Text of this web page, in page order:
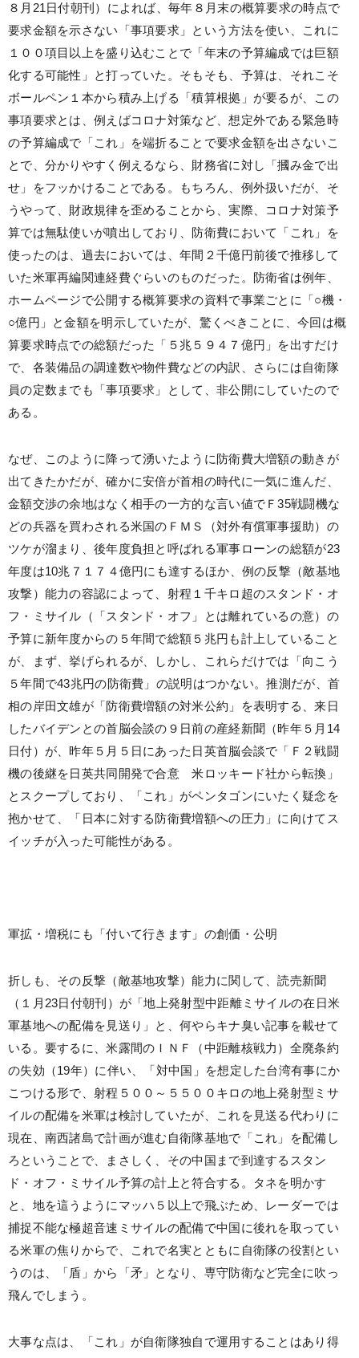
８月21日付朝刊）によれば、毎年８月末の概算要求の時点で
要求金額を示さない「事項要求」という方法を使い、これに
１００項目以上を盛り込むことで「年末の予算編成では巨額
化する可能性」と打っていた。そもそも、予算は、それこそ
ボールペン１本から積み上げる「積算根拠」が要るが、この
事項要求とは、例えばコロナ対策など、想定外である緊急時
の予算編成で「これ」を端折ることで要求金額を出さないこ
とで、分かりやすく例えるなら、財務省に対し「摑み金で出
せ」をフッかけることである。もちろん、例外扱いだが、そ
うやって、財政規律を歪めることから、実際、コロナ対策予
算では無駄使いが噴出しており、防衛費において「これ」を
使ったのは、過去においては、年間２千億円前後で推移して
いた米軍再編関連経費ぐらいのものだった。防衛省は例年、
ホームページで公開する概算要求の資料で事業ごとに「○機・
○億円」と金額を明示していたが、驚くべきことに、今回は概
算要求時点での総額だった「５兆５９４７億円」を出すだけ
で、各装備品の調達数や物件費などの内訳、さらには自衛隊
員の定数までも「事項要求」として、非公開にしていたので
ある。
なぜ、このように降って湧いたように防衛費大増額の動きが
出てきたかだが、確かに安倍が首相の時代に一気に進んだ、
金額交渉の余地はなく相手の一方的な言い値でＦ35戦闘機な
どの兵器を買わされる米国のＦＭＳ（対外有償軍事援助）の
ツケが溜まり、後年度負担と呼ばれる軍事ローンの総額が23
年度は10兆７１７４億円にも達するほか、例の反撃（敵基地
攻撃）能力の容認によって、射程１千キロ超のスタンド・オ
フ・ミサイル（「スタンド・オフ」とは離れているの意）の
予算に新年度からの５年間で総額５兆円も計上していること
が、まず、挙げられるが、しかし、これらだけでは「向こう
５年間で43兆円の防衛費」の説明はつかない。推測だが、首
相の岸田文雄が「防衛費増額の対米公約」を表明する、来日
したバイデンとの首脳会談の９日前の産経新聞（昨年５月14
日付）が、昨年５月５日にあった日英首脳会談で「Ｆ２戦闘
機の後継を日英共同開発で合意 米ロッキード社から転換」
とスクープしており、「これ」がペンタゴンにいたく疑念を
抱かせて、「日本に対する防衛費増額への圧力」に向けてス
イッチが入った可能性がある。
軍拡・増税にも「付いて行きます」の創価・公明
折しも、その反撃（敵基地攻撃）能力に関して、読売新聞
（１月23日付朝刊）が「地上発射型中距離ミサイルの在日米
軍基地への配備を見送り」と、何やらキナ臭い記事を載せて
いる。要するに、米露間のＩＮＦ（中距離核戦力）全廃条約
の失効（19年）に伴い、「対中国」を想定した台湾有事にか
こつける形で、射程５００～５５００キロの地上発射型ミサ
イルの配備を米軍は検討していたが、これを見送る代わりに
現在、南西諸島で計画が進む自衛隊基地で「これ」を配備し
ろということで、まさしく、その中国まで到達するスタン
ド・オフ・ミサイル予算の計上と符合する。タネを明かす
と、地を這うようにマッハ５以上で飛ぶため、レーダーでは
捕捉不能な極超音速ミサイルの配備で中国に後れを取ってい
る米軍の焦りからで、これで名実とともに自衛隊の役割とい
うのは、「盾」から「矛」となり、専守防衛など完全に吹っ
飛んでしまう。
大事な点は、「これ」が自衛隊独自で運用することはあり得